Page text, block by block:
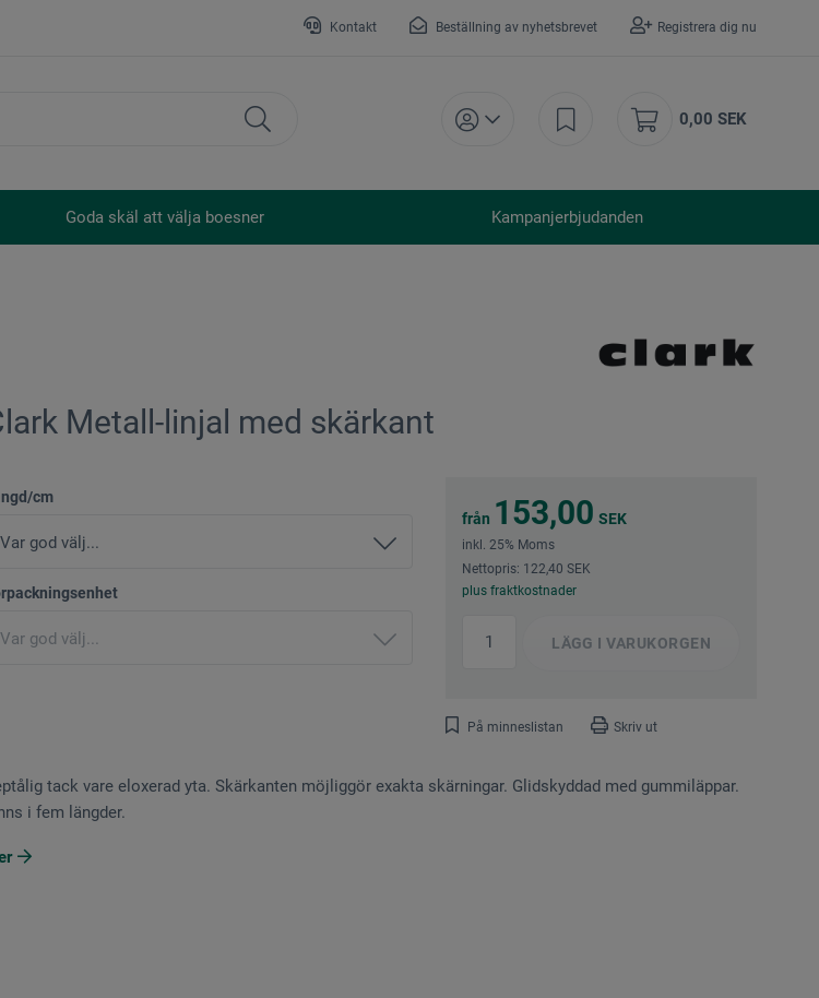
Kontakt Beställning av nyhetsbrevet Registrera dig nu
0,00 SEK
Goda skäl att välja boesner Kampanjerbjudanden
Metall-linjal med skärkant
cm
från 153,00 SEK
inkl. 25% Moms
Nettopris: 122,40 SEK
plus fraktkostnader
LÄGG I VARUKORGEN
På minneslistan Skriv ut
tack vare eloxerad yta. Skärkanten möjliggör exakta skärningar. Glidskyddad med gummiläppar.
i fem längder.